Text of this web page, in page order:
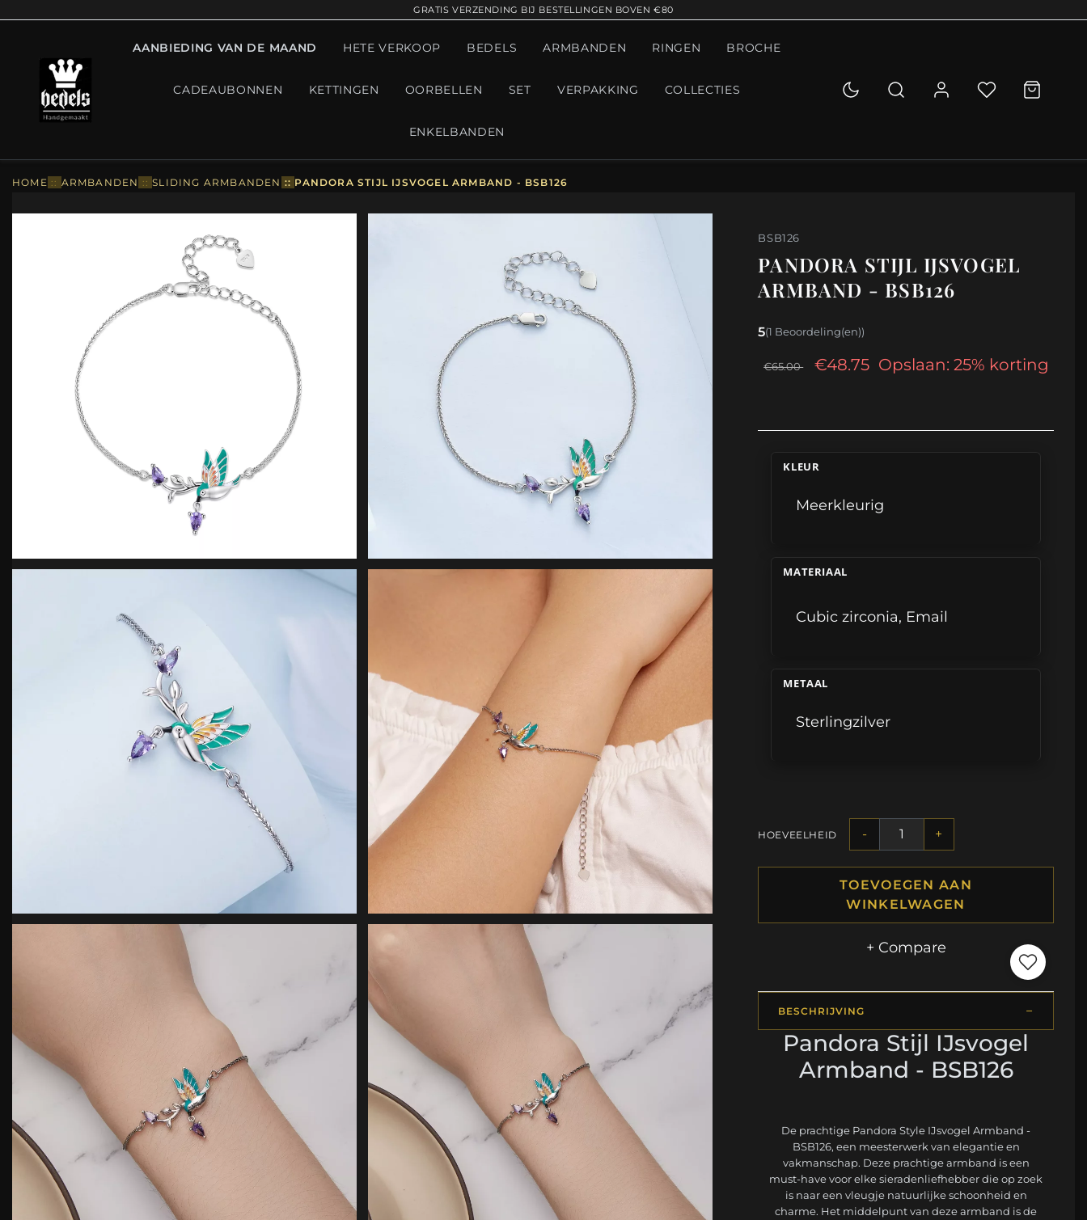
GRATIS VERZENDING BIJ BESTELLINGEN BOVEN €80
AANBIEDING VAN DE MAAND HETE VERKOOP BEDELS ARMBANDEN RINGEN BROCHE
CADEAUBONNEN KETTINGEN OORBELLEN SET VERPAKKING COLLECTIES
ENKELBANDEN
HOME :: ARMBANDEN ::SLIDING ARMBANDEN :: PANDORA STIJL IJSVOGEL ARMBAND - BSB126
BSB126
PANDORA STIJL IJSVOGEL
ARMBAND - BSB126
5(1 Beoordeling(en))
€65.00 €48.75 Opslaan: 25% korting
KLEUR
Meerkleurig
MATERIAAL
Cubic zirconia, Email
METAAL
Sterlingzilver
HOEVEELHEID - +
TOEVOEGEN AAN
WINKELWAGEN
+ Compare
BESCHRIJVING
Pandora Stijl IJsvogel
Armband - BSB126
De prachtige Pandora Style IJsvogel Armband -
BSB126, een meesterwerk van elegantie en
vakmanschap. Deze prachtige armband is een
must-have voor elke sieradenliefhebber die op zoek
is naar een vleugje natuurlijke schoonheid en
charme. Het middelpunt van deze armband is de